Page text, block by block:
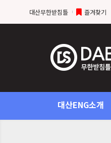
대산무한받침틀 즐겨찾기
대산ENG소개